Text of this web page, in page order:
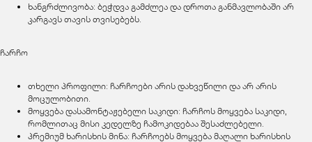
ხანგრძლივობა: ბეჭდვა გამძლეა და დროთა განმავლობაში არ
კარგავს თავის თვისებებს.
ჩარჩო
თხელი პროფილი: ჩარჩოები არის დახვეწილი და არ არის
მოცულობითი.
მოყვება დასამონტაჟებელი საკიდი: ჩარჩოს მოყვება საკიდი,
რომლითაც მისი კედელზე ჩამოკიდებაა შესაძლებელი.
პრემიუმ ხარისხის მინა: ჩარჩოებს მოყვება მაღალი ხარისხის